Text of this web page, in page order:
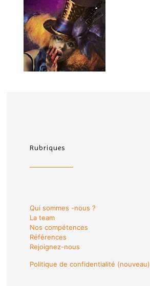
Rubriques
Qui sommes -nous ?
La team
Nos compétences
Références
Rejoignez-nous
Politique de confidentialité (nouveau)